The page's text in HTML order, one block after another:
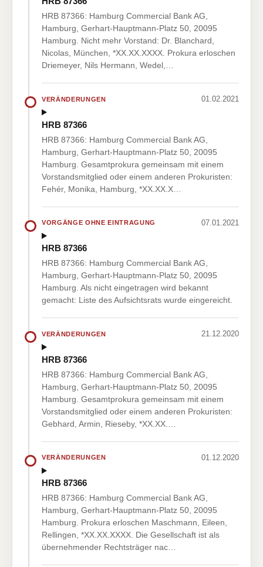
HRB 87366: Hamburg Commercial Bank AG,
Hamburg, Gerhart-Hauptmann-Platz 50, 20095
Hamburg. Nicht mehr Vorstand: Dr. Blanchard,
Nicolas, München, *XX.XX.XXXX. Prokura erloschen
Driemeyer, Nils Hermann, Wedel,…
VERÄNDERUNGEN 01.02.2021
HRB 87366
HRB 87366: Hamburg Commercial Bank AG,
Hamburg, Gerhart-Hauptmann-Platz 50, 20095
Hamburg. Gesamtprokura gemeinsam mit einem
Vorstandsmitglied oder einem anderen Prokuristen:
Fehér, Monika, Hamburg, *XX.XX.X…
VORGÄNGE OHNE EINTRAGUNG 07.01.2021
HRB 87366
HRB 87366: Hamburg Commercial Bank AG,
Hamburg, Gerhart-Hauptmann-Platz 50, 20095
Hamburg. Als nicht eingetragen wird bekannt
gemacht: Liste des Aufsichtsrats wurde eingereicht.
VERÄNDERUNGEN 21.12.2020
HRB 87366
HRB 87366: Hamburg Commercial Bank AG,
Hamburg, Gerhart-Hauptmann-Platz 50, 20095
Hamburg. Gesamtprokura gemeinsam mit einem
Vorstandsmitglied oder einem anderen Prokuristen:
Gebhard, Armin, Rieseby, *XX.XX.…
VERÄNDERUNGEN 01.12.2020
HRB 87366
HRB 87366: Hamburg Commercial Bank AG,
Hamburg, Gerhart-Hauptmann-Platz 50, 20095
Hamburg. Prokura erloschen Maschmann, Eileen,
Rellingen, *XX.XX.XXXX. Die Gesellschaft ist als
übernehmender Rechtsträger nac…